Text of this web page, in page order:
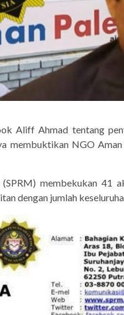
Aliff Ahmad tentang
membuktikan NGO
(SPRM) membekukan 41
dengan jumlah